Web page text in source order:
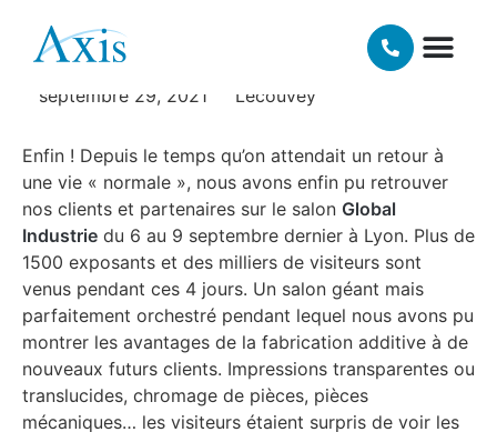
industrie !
septembre 29, 2021 Lecouvey
Enfin ! Depuis le temps qu’on attendait un retour à
une vie « normale », nous avons enfin pu retrouver
nos clients et partenaires sur le salon Global
Industrie du 6 au 9 septembre dernier à Lyon. Plus de
1500 exposants et des milliers de visiteurs sont
venus pendant ces 4 jours. Un salon géant mais
parfaitement orchestré pendant lequel nous avons pu
montrer les avantages de la fabrication additive à de
nouveaux futurs clients. Impressions transparentes ou
translucides, chromage de pièces, pièces
mécaniques… les visiteurs étaient surpris de voir les